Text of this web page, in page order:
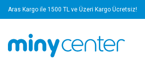
Yapı Kredi Kartlarına Vade Farksız 4 Taksit Avantajı!